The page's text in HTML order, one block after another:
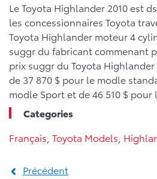
Le Toyota Highlander 2010 est
les concessionnaires Toyota
Toyota Highlander moteur 4
suggr du fabricant commenant
prix suggr du Toyota
de 37 870 $ pour le modle
modle Sport et de 46 510 $
Categories
Français Toyota Models
Précédent